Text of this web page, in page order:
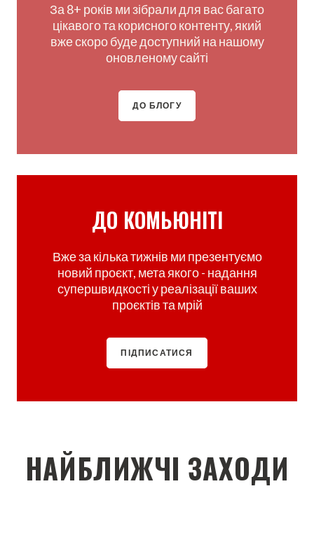
За 8+ років ми зібрали для вас багато
цікавого та корисного контенту, який
вже скоро буде доступний на нашому
оновленому сайті
ДО БЛОГУ
ДО КОМЬЮНІТІ
Вже за кілька тижнів ми презентуємо
новий проєкт, мета якого - надання
супершвидкості у реалізації ваших
проєктів та мрій
ПІДПИСАТИСЯ
НАЙБЛИЖЧІ ЗАХОДИ